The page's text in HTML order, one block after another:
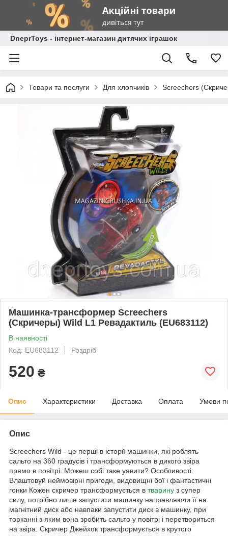
DneprToys - інтернет-магазин дитячих іграшок
Товари та послуги Для хлопчиків Screechers
Машинка-трансформер Screechers
(Скричеры) Wild L1 Ревадактиль (EU683112)
В наявності
Код: EU683112
Роздріб
520 ₴
Опис Характеристики Доставка Оплата Умови
Опис
Screechers Wild - це перші в історії машинки, які роблять
сальто на 360 градусів і трансформуються в дикого звіра
прямо в повітрі. Можеш собі таке уявити? Особливості:
Влаштовуй неймовірні пригоди, видовищні бої і фантастичні
гонки Кожен скричер трансформується в тварину з супер
силу, потрібно лише запустити машинку направляючи її на
магнітний диск або навпаки запустити диск в машинку, при
торканні з яким вона зробить сальто у повітрі і перетвориться
на звіра. Скричер Джейхок трансформується в крутого